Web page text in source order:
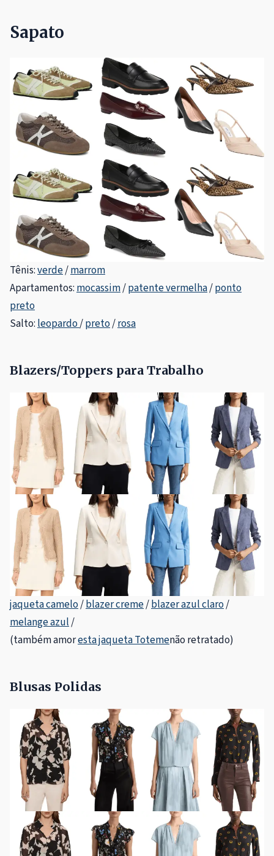
Sapato
Tênis:verde/marrom
Apartamentos: mocassim/patente vermelha/ponto
preto
Salto: leopardo/preto/rosa
Blazers/Toppers para Trabalho
jaqueta camelo/blazer creme/blazer azul claro/
melange azul/
(também amoresta jaqueta Totemenão retratado)
Blusas Polidas